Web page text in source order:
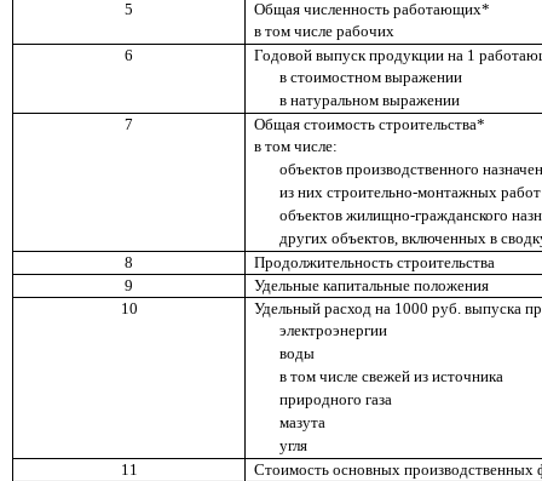
5
Общая численность работающих*
в том числе рабочих
6
Годовой выпуск продукции на 1
в стоимостном выражении
в натуральном выражении
7
Общая стоимость строительства*
в том числе:
объектов производственного
из них строительно-монтажных работ
объектов жилищно-гражданского
других объектов, включенных в
8
Продолжительность строительства
9
Удельные капитальные положения
10
Удельный расход на 1000 руб. выпуска
электроэнергии
воды
в том числе свежей из источника
природного газа
мазута
угля
11
Стоимость основных производственных